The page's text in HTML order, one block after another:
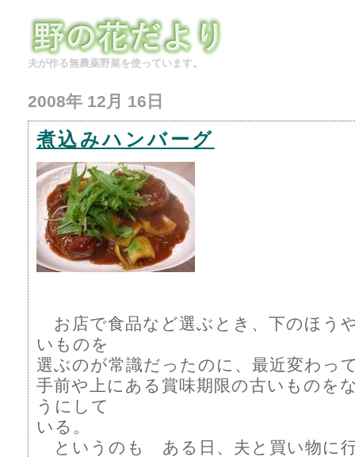
夫が作る無農薬野菜を使っています。
2008年 12月 16日
煮込みハンバーグ
お店で食品など選ぶとき、下のほう
いものを
選ぶのが常識だったのに、最近変わっ
手前や上にある賞味期限の古いものを
うにして
いる。
というのも ある日、夫と買い物に